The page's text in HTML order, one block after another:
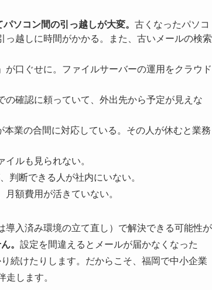
ソコン間の引っ越しが大変。 古くなったパソコ
越しに時間がかかる。また、古いメールの検索
が口ぐせに。ファイルサーバーの運用をクラウド
の確認に頼っていて、外出先から予定が見えな
業の合間に対応している。その人が休むと業務
ルも見られない。
判断できる人が社内にいない。
月額費用が活きていない。
入済み環境の立て直し）で解決できる可能性が
。 設定を間違えるとメールが届かなくなった
続けたりします。だからこそ、福岡で中小企業
します。